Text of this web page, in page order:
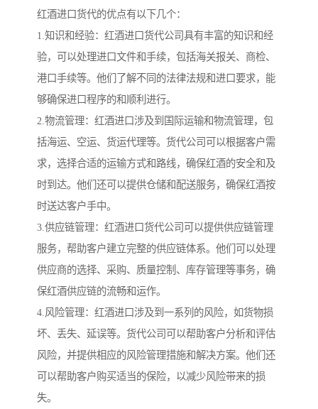
红酒进口货代的优点有以下几个：
1.知识和经验：红酒进口货代公司具有丰富的知识和经
验，可以处理进口文件和手续，包括海关报关、商检、
港口手续等。他们了解不同的法律法规和进口要求，能
够确保进口程序的和顺利进行。
2.物流管理：红酒进口涉及到国际运输和物流管理，包
括海运、空运、货运代理等。货代公司可以根据客户需
求，选择合适的运输方式和路线，确保红酒的安全和及
时到达。他们还可以提供仓储和配送服务，确保红酒按
时送达客户手中。
3.供应链管理：红酒进口货代公司可以提供供应链管理
服务，帮助客户建立完整的供应链体系。他们可以处理
供应商的选择、采购、质量控制、库存管理等事务，确
保红酒供应链的流畅和运作。
4.风险管理：红酒进口涉及到一系列的风险，如货物损
坏、丢失、延误等。货代公司可以帮助客户分析和评估
风险，并提供相应的风险管理措施和解决方案。他们还
可以帮助客户购买适当的保险，以减少风险带来的损
失。